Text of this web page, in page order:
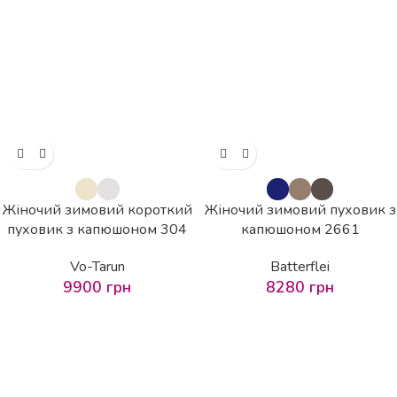
Жіночий зимовий короткий
пуховик з капюшоном 304
Vo-Tarun
9900 грн
Жіночий зимовий пуховик з
капюшоном 2661
Batterflei
8280 грн